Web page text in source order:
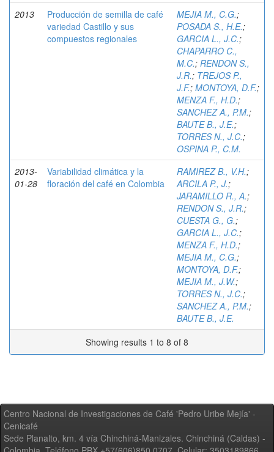
2013
Producción de semilla de café
variedad Castillo y sus
compuestos regionales
MEJIA M., C.G.;
POSADA S., H.E.;
GARCIA L., J.C.;
CHAPARRO C.,
M.C.; RENDON S.,
J.R.; TREJOS P.,
J.F.; MONTOYA, D.F.;
MENZA F., H.D.;
SANCHEZ A., P.M.;
BAUTE B., J.E.;
TORRES N., J.C.;
OSPINA P., C.M.
2013-
01-28
Variabilidad climática y la
floración del café en Colombia
RAMIREZ B., V.H.;
ARCILA P., J.;
JARAMILLO R., A.;
RENDON S., J.R.;
CUESTA G., G.;
GARCIA L., J.C.;
MENZA F., H.D.;
MEJIA M., C.G.;
MONTOYA, D.F.;
MEJIA M., J.W.;
TORRES N., J.C.;
SANCHEZ A., P.M.;
BAUTE B., J.E.
Showing results 1 to 8 of 8
Centro Nacional de Investigaciones de Café 'Pedro Uribe Mejía' -
Cenicafé
Sede Planalto, km. 4 vía Chinchiná-Manizales. Chinchiná (Caldas) -